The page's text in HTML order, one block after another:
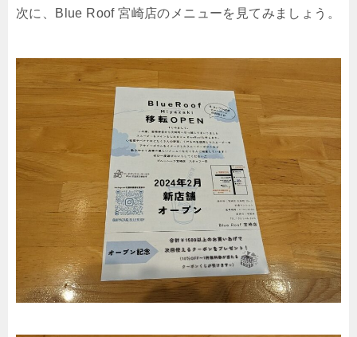
次に、Blue Roof 宮崎店のメニューを見てみましょう。